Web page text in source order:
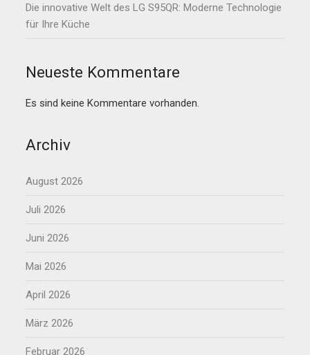
Die innovative Welt des LG S95QR: Moderne Technologie
für Ihre Küche
Neueste Kommentare
Es sind keine Kommentare vorhanden.
Archiv
August 2026
Juli 2026
Juni 2026
Mai 2026
April 2026
März 2026
Februar 2026